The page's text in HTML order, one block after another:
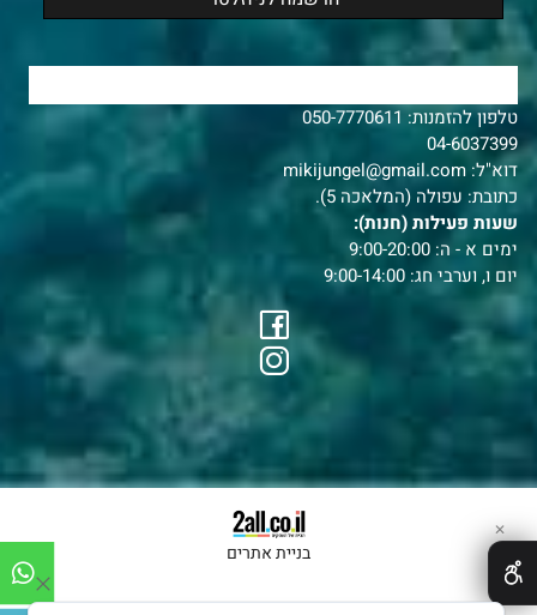
טלפון להזמנות:050-7770611
04-6037399
דוא"ל: mikijungel@gmail.com
כתובת: עפולה (המלאכה 5).
שעות פעילות (חנות):
ימים א - ה: 9:00-20:00
יום ו, וערבי חג: 9:00-14:00
בניית אתרים
✕